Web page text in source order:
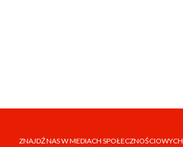
ZNAJDŹ NAS W MEDIACH SPOŁECZNOŚCIOWYCH